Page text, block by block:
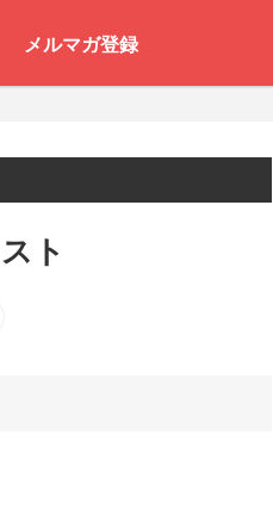
メルマガ登録
ト